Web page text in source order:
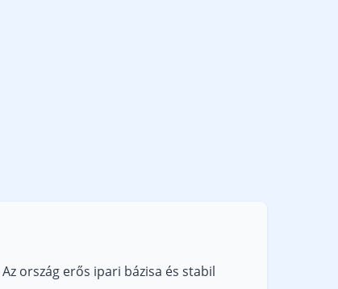
ország erős ipari bázisa és stabil